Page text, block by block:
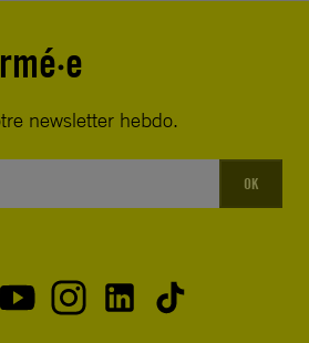
newsletter hebdo.
OK